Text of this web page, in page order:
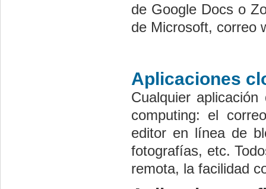
de Google Docs o
de Microsoft, correo
Aplicaciones
Cualquier
computing: el
editor en línea de
fotografías, etc.
remota, la facilidad